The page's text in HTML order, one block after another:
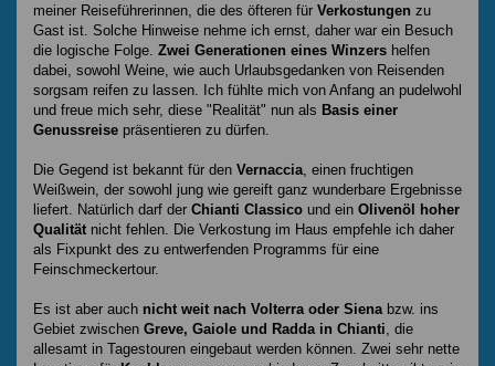
meiner Reiseführerinnen, die des öfteren für Verkostungen zu
Gast ist. Solche Hinweise nehme ich ernst, daher war ein Besuch
die logische Folge. Zwei Generationen eines Winzers helfen
dabei, sowohl Weine, wie auch Urlaubsgedanken von Reisenden
sorgsam reifen zu lassen. Ich fühlte mich von Anfang an pudelwohl
und freue mich sehr, diese "Realität" nun als Basis einer
Genussreise präsentieren zu dürfen.
Die Gegend ist bekannt für den Vernaccia , einen fruchtigen
Weißwein, der sowohl jung wie gereift ganz wunderbare Ergebnisse
liefert. Natürlich darf der Chianti Classico und ein Olivenöl hoher
Qualität nicht fehlen. Die Verkostung im Haus empfehle ich daher
als Fixpunkt des zu entwerfenden Programms für eine
Feinschmeckertour.
Es ist aber auch nicht weit nach Volterra oder Siena bzw. ins
Gebiet zwischen Greve, Gaiole und Radda in Chianti , die
allesamt in Tagestouren eingebaut werden können. Zwei sehr nette